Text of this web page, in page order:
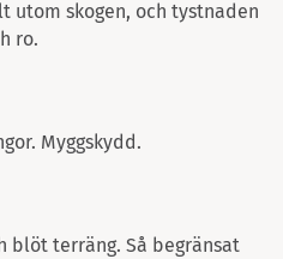
utom skogen, och tystnaden
ro.
Myggskydd.
blöt terräng. Så begränsat